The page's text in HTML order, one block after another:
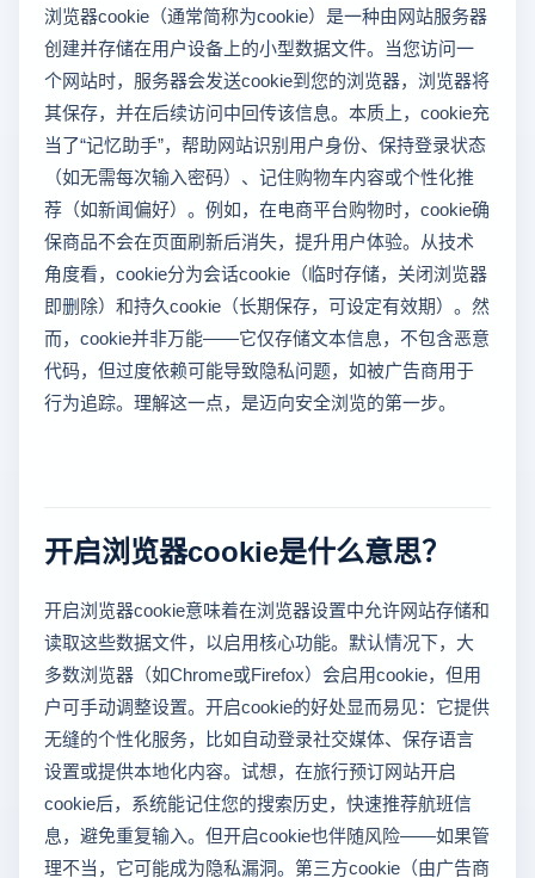
浏览器cookie（通常简称为cookie）是一种由网站服务器
创建并存储在用户设备上的小型数据文件。当您访问一
个网站时，服务器会发送cookie到您的浏览器，浏览器将
其保存，并在后续访问中回传该信息。本质上，cookie充
当了“记忆助手”，帮助网站识别用户身份、保持登录状态
（如无需每次输入密码）、记住购物车内容或个性化推
荐（如新闻偏好）。例如，在电商平台购物时，cookie确
保商品不会在页面刷新后消失，提升用户体验。从技术
角度看，cookie分为会话cookie（临时存储，关闭浏览器
即删除）和持久cookie（长期保存，可设定有效期）。然
而，cookie并非万能——它仅存储文本信息，不包含恶意
代码，但过度依赖可能导致隐私问题，如被广告商用于
行为追踪。理解这一点，是迈向安全浏览的第一步。
开启浏览器cookie是什么意思？
开启浏览器cookie意味着在浏览器设置中允许网站存储和
读取这些数据文件，以启用核心功能。默认情况下，大
多数浏览器（如Chrome或Firefox）会启用cookie，但用
户可手动调整设置。开启cookie的好处显而易见：它提供
无缝的个性化服务，比如自动登录社交媒体、保存语言
设置或提供本地化内容。试想，在旅行预订网站开启
cookie后，系统能记住您的搜索历史，快速推荐航班信
息，避免重复输入。但开启cookie也伴随风险——如果管
理不当，它可能成为隐私漏洞。第三方cookie（由广告商